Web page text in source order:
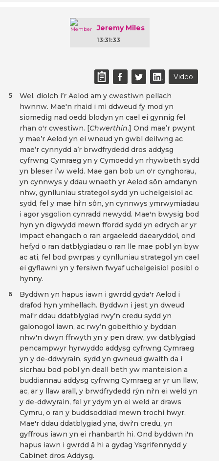
Jeremy Miles
13:31:33
Video
Wel, diolch i’r Aelod am y cwestiwn pellach
hwnnw. Mae'n rhaid i mi ddweud fy mod yn
siomedig nad oedd blodyn yn cael ei gynnig fel
rhan o'r cwestiwn. [Chwerthin.] Ond mae’r pwynt
y mae’r Aelod yn ei wneud yn gwbl deilwng ac
mae’r cynnydd a’r brwdfrydedd dros addysg
cyfrwng Cymraeg yn y Cymoedd yn rhywbeth sydd
yn bleser i’w weld. Mae gan bob un o'r cynghorau,
yn cynnwys y ddau wnaeth yr Aelod sôn amdanyn
nhw, gynlluniau strategol sydd yn uchelgeisiol ac
sydd, fel y mae hi'n sôn, yn cynnwys ymrwymiadau
i agor ysgolion cynradd newydd. Mae'n bwysig bod
hyn yn digwydd mewn ffordd sydd yn edrych ar yr
impact ehangach o ran argaeledd daearyddol, ond
hefyd o ran datblygiadau o ran lle mae pobl yn byw
ac ati, fel bod pwrpas y cynlluniau strategol yn cael
ei gyflawni yn y fersiwn fwyaf uchelgeisiol posibl o
hynny.
5
Byddwn yn hapus iawn i gwrdd gyda'r Aelod i
drafod hyn ymhellach. Byddwn i jest yn dweud
mai'r ddau ddatblygiad rwy’n credu sydd yn
galonogol iawn, ac rwy’n gobeithio y byddan
nhw'n dwyn ffrwyth yn y pen draw, yw datblygiad
pencampwyr hyrwyddo addysg cyfrwng Cymraeg
yn y de-ddwyrain, sydd yn gwneud gwaith da i
sicrhau bod pobl yn deall beth yw manteision a
buddiannau addysg cyfrwng Cymraeg ar yr un llaw,
ac, ar y llaw arall, y brwdfrydedd rŷn ni'n ei weld yn
y de-ddwyrain, fel yr ydym yn ei weld ar draws
Cymru, o ran y buddsoddiad mewn trochi hwyr.
Mae'r ddau ddatblygiad yna, dwi'n credu, yn
gyffrous iawn yn ei rhanbarth hi. Ond byddwn i'n
hapus iawn i gwrdd â hi a gydag Ysgrifennydd y
Cabinet dros Addysg.
6